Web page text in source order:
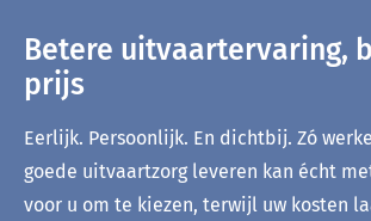
Betere uitvaartervaring,
prijs
Eerlijk. Persoonlijk. En dichtbij. Zó
goede uitvaartzorg leveren kan écht
voor u om te kiezen, terwijl uw kosten